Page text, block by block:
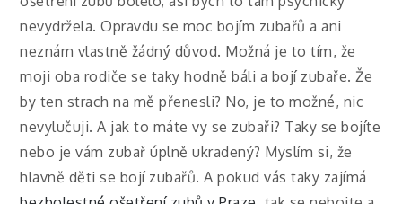
nevydržela. Opravdu se moc bojím zubařů a ani
neznám vlastně žádný důvod. Možná je to tím, že
moji oba rodiče se taky hodně báli a bojí zubaře. Že
by ten strach na mě přenesli? No, je to možné, nic
nevylučuji. A jak to máte vy se zubaři? Taky se bojíte
nebo je vám zubař úplně ukradený? Myslím si, že
hlavně děti se bojí zubařů. A pokud vás taky zajímá